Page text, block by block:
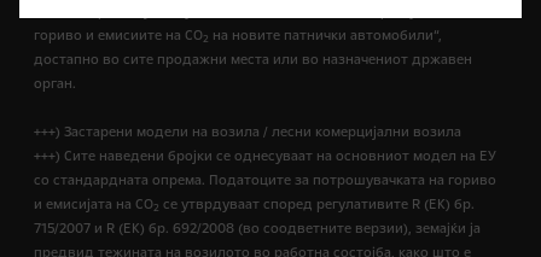
гориво и емисиите на CO2 на новите патнички автомобили“,
достапно во сите продажни места или во назначениот државен
орган.
+++) Застарени модели на возила / лесни комерцијални возила
+++) Сите наведени бројки се однесуваат на основниот модел на ЕУ
со стандардната опрема. Податоците за потрошувачката на гориво
и емисијата на СО2 се утврдуваат според регулативите R (ЕК) бр.
715/2007 и R (ЕК) бр. 692/2008 (во соодветните верзии), земајќи ја
предвид тежината на возилото во работна состојба, како што е